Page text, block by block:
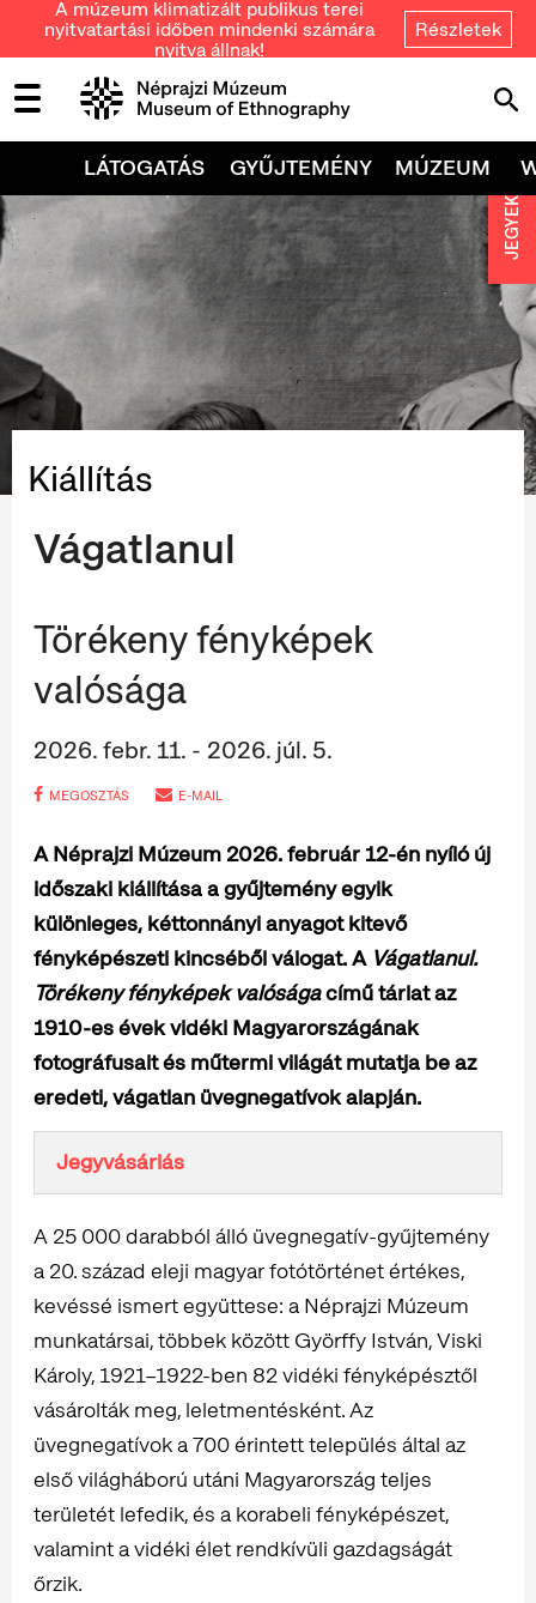
A múzeum klimatizált publikus terei
nyitvatartási időben mindenki számára
nyitva állnak!
Részletek
LÁTOGATÁS GYŰJTEMÉNY MÚZEUM
Kiállítás
Vágatlanul
Törékeny fényképek
valósága
2026. febr. 11. - 2026. júl. 5.
MEGOSZTÁS E-MAIL
A Néprajzi Múzeum 2026. február 12-én nyíló új
időszaki kiállítása a gyűjtemény egyik
különleges, kéttonnányi anyagot kitevő
fényképészeti kincséből válogat. A Vágatlanul.
Törékeny fényképek valóságacímű tárlat az
1910-es évek vidéki Magyarországának
fotográfusait és műtermi világát mutatja be az
eredeti, vágatlan üvegnegatívok alapján.
Jegyvásárlás
A 25 000 darabból álló üvegnegatív-gyűjtemény
a 20. század eleji magyar fotótörténet értékes,
kevéssé ismert együttese: a Néprajzi Múzeum
munkatársai, többek között Györffy István, Viski
Károly, 1921–1922-ben 82 vidéki fényképésztől
vásárolták meg, leletmentésként. Az
üvegnegatívok a 700 érintett település által az
első világháború utáni Magyarország teljes
területét lefedik, és a korabeli fényképészet,
valamint a vidéki élet rendkívüli gazdagságát
őrzik.
JEGYEK